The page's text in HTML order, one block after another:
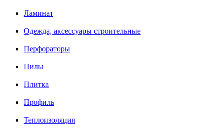
Ламинат
Одежда, аксессуары строительные
Перфораторы
Пилы
Плитка
Профиль
Теплоизоляция